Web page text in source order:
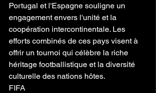
Portugal et l'Espagne souligne un
engagement envers l'unité et la
coopération intercontinentale. Les
efforts combinés de ces pays visent à
offrir un tournoi qui célèbre la riche
héritage footballistique et la diversité
culturelle des nations hôtes.
FIFA